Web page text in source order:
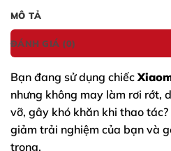
MÔ TẢ
ĐÁNH GIÁ (0)
Bạn đang sử dụng chiếc
nhưng không may làm rơi rớt,
vỡ, gây khó khăn khi thao
giảm trải nghiệm của bạn và
trong.